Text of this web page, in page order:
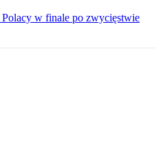
w finale po zwycięstwie